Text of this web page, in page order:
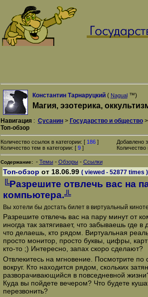
Константин Тарнаруцкий( Nagual™)
Магия, эзотерика,
Навигация: Сусанин> Государство и общество
Топ-обзор
Количество ссылок в категории: [ 186]
Количество тем в категории: [ 9]
Добавлено
Содержание: - Темы - Обзоры - Ссылки
Топ-обзор от 18.06.99 ( viewed - 52877 times )
╚Разрешите отвлечь вас на
компьютера.╩
Вы хотели бы достать билет в виртуальный
Разрешите отвлечь вас на пару минут от
иногда так затягивает, что забываешь где
что делаешь, кто рядом. Виртуальная
просто монитор, просто буквы, цифры,
кто-то ;) Интересно, запах скоро сделают?
Отвлекитесь на мгновение. Посмотрите по
вокруг. Кто находится рядом, скольких
разворачивающийся в повседневной
Куда вы пойдете вечером? Что будете
перезвонить?